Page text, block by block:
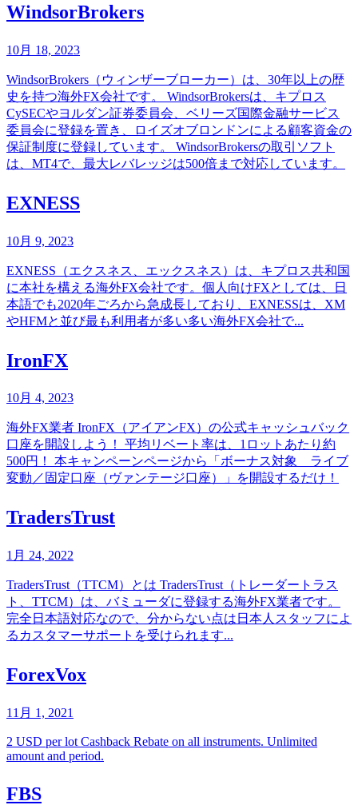
WindsorBrokers
10月 18, 2023
WindsorBrokers（ウィンザーブローカー）は、30年以上の歴
史を持つ海外FX会社です。 WindsorBrokersは、キプロス
CySECやヨルダン証券委員会、ベリーズ国際金融サービス
委員会に登録を置き、ロイズオブロンドンによる顧客資金の
保証制度に登録しています。 WindsorBrokersの取引ソフト
は、MT4で、最大レバレッジは500倍まで対応しています。
EXNESS
10月 9, 2023
EXNESS（エクスネス、エックスネス）は、キプロス共和国
に本社を構える海外FX会社です。個人向けFXとしては、日
本語でも2020年ごろから急成長しており、EXNESSは、XM
やHFMと並び最も利用者が多い多い海外FX会社で...
IronFX
10月 4, 2023
海外FX業者 IronFX（アイアンFX）の公式キャッシュバック
口座を開設しよう！ 平均リベート率は、1ロットあたり約
500円！ 本キャンペーンページから「ボーナス対象 ライブ
変動／固定口座（ヴァンテージ口座）」を開設するだけ！
TradersTrust
1月 24, 2022
TradersTrust（TTCM）とは TradersTrust（トレーダートラス
ト、TTCM）は、バミューダに登録する海外FX業者です。
完全日本語対応なので、分からない点は日本人スタッフによ
るカスタマーサポートを受けられます...
ForexVox
11月 1, 2021
2 USD per lot Cashback Rebate on all instruments. Unlimited
amount and period.
FBS